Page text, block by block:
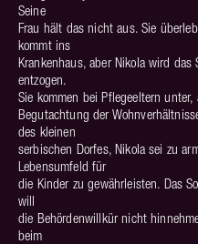
Seine
Frau hält das nicht aus. Sie
kommt ins
Krankenhaus, aber Nikola wird
entzogen.
Sie kommen bei Pflegeeltern
Begutachtung der
des kleinen
serbischen Dorfes, Nikola sei zu
Lebensumfeld für
die Kinder zu gewährleisten. Das
will
die Behördenwillkür nicht
beim